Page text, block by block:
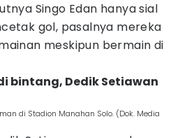
Singo Edan hanya sial
gol, pasalnya mereka
meskipun bermain di
bintang, Dedik Setiawan
di Stadion Manahan Solo. (Dok. Media